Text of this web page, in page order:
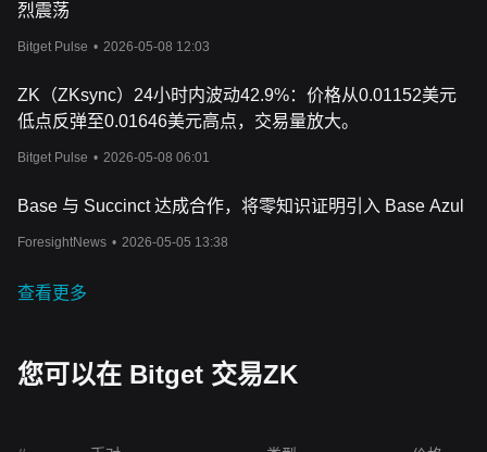
烈震荡
Bitget Pulse • 2026-05-08 12:03
ZK（ZKsync）24小时内波动42.9%：价格从0.01152美元
低点反弹至0.01646美元高点，交易量放大。
Bitget Pulse • 2026-05-08 06:01
Base 与 Succinct 达成合作，将零知识证明引入 Base Azul
ForesightNews • 2026-05-05 13:38
查看更多
您可以在 Bitget 交易ZK